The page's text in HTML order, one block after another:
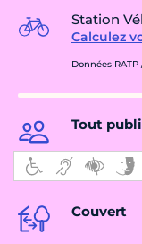
Station
Calculez
Données
Tout
Couvert